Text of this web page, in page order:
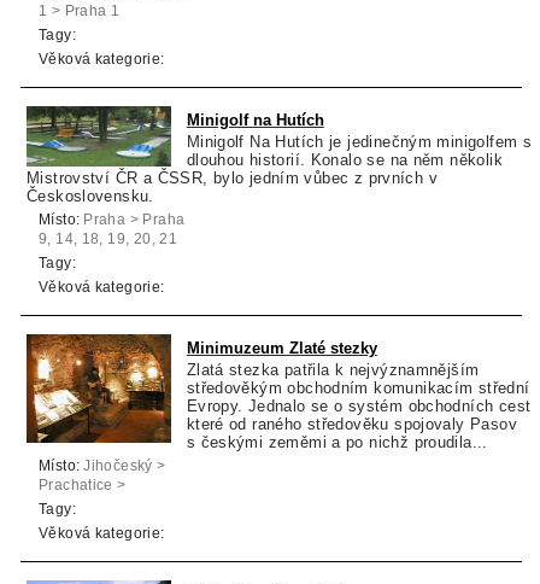
1 > Praha 1
Tagy:
Věková kategorie:
Minigolf na Hutích
Minigolf Na Hutích je jedinečným minigolfem s
dlouhou historií. Konalo se na něm několik
Mistrovství ČR a ČSSR, bylo jedním vůbec z prvních v
Československu.
Místo: Praha > Praha
9, 14, 18, 19, 20, 21
> Praha 14
Tagy:
Věková kategorie:
Minimuzeum Zlaté stezky
Zlatá stezka patřila k nejvýznamnějším
středověkým obchodním komunikacím střední
Evropy. Jednalo se o systém obchodních cest,
které od raného středověku spojovaly Pasov
s českými zeměmi a po nichž proudila...
Místo: Jihočeský >
Prachatice >
Vimperk
Tagy:
Věková kategorie: